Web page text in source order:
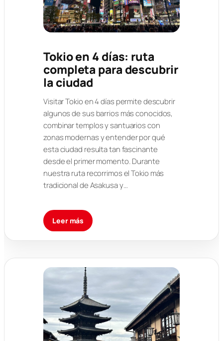
Tokio en 4 días: ruta
completa para descubrir
la ciudad
Visitar Tokio en 4 días permite descubrir
algunos de sus barrios más conocidos,
combinar templos y santuarios con
zonas modernas y entender por qué
esta ciudad resulta tan fascinante
desde el primer momento. Durante
nuestra ruta recorrimos el Tokio más
tradicional de Asakusa y…
Leer más